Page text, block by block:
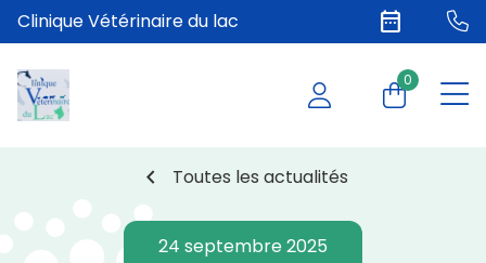
Clinique Vétérinaire du lac date_range
0
chevron_left Toutes les actualités
24 septembre 2025